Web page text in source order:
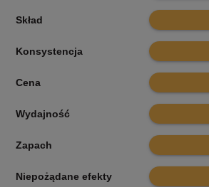
Skład 9.8
Konsystencja 9.9
Cena 9.8
Wydajność 9.7
Zapach 9.8
Niepożądane efekty 9.9